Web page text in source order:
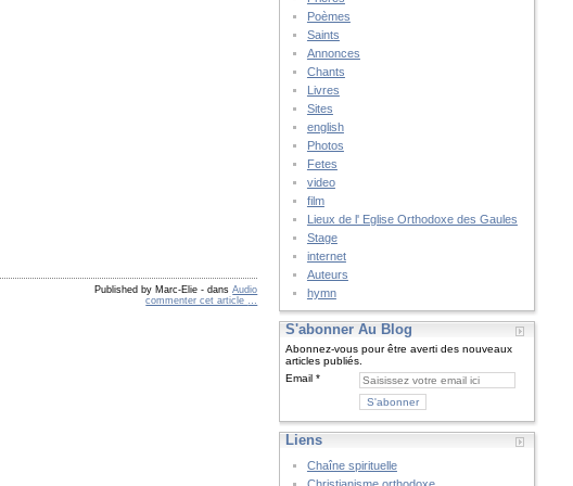
Published by Marc-Elie - dansAudio
commenter cet article
Poèmes
Saints
Annonces
Chants
Livres
Sites
english
Photos
Fetes
video
film
Lieux de l' Eglise Orthodoxe des Gaules
Stage
internet
Auteurs
hymn
S'abonner Au Blog
Abonnez-vous pour être averti des nouveaux
articles publiés.
Email
Liens
Chaîne spirituelle